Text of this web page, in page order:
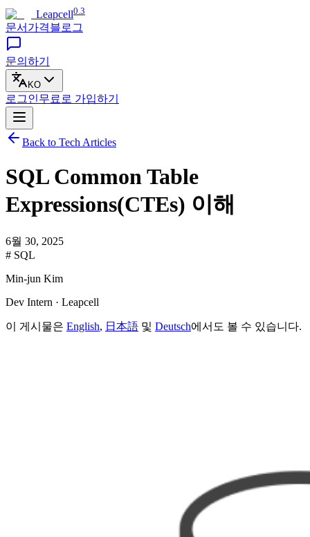
Leapcell0.3
문서 가격블로그
문의하기
KO
로그인무료로 가입하기
Back to Tech Articles
SQL Common Table
Expressions(CTEs) 이해
6월 30, 2025
# SQL
Min-jun Kim
Dev Intern · Leapcell
이 게시물은 English, 日本語 및 Deutsch에서도 볼 수 있습니다.